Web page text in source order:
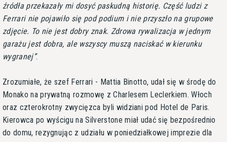
źródła przekazały mi dosyć paskudną historię. Część ludzi z
Ferrari nie pojawiło się pod podium i nie przyszło na grupowe
zdjęcie. To nie jest dobry znak. Zdrowa rywalizacja w jednym
garażu jest dobra, ale wszyscy muszą naciskać w kierunku
wygranej .
Zrozumiałe, że szef Ferrari - Mattia Binotto, udał się w środę do
Monako na prywatną rozmowę z Charlesem Leclerkiem. Włoch
oraz czterokrotny zwycięzca byli widziani pod Hotel de Paris.
Kierowca po wyścigu na Silverstone miał udać się bezpośrednio
do domu, rezygnując z udziału w poniedziałkowej imprezie dla